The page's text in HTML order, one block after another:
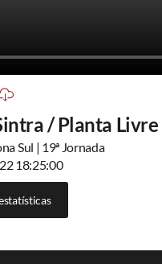
/ Planta Livre
Sul | 19ª Jornada
18:25:00